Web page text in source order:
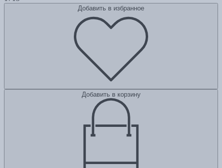
Добавить в избранное
Добавить в корзину